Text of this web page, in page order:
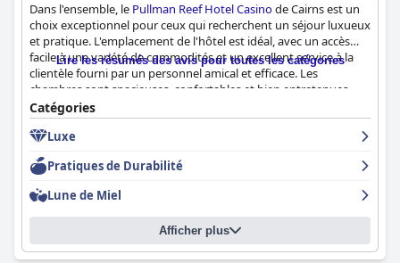
Dans l'ensemble, le Pullman Reef Hotel Casinode Cairns est un
choix exceptionnel pour ceux qui recherchent un séjour luxueux
et pratique. L'emplacement de l'hôtel est idéal, avec un accès
facile à une variété de commodités et un excellent service à la
clientèle fourni par un personnel amical et efficace. Les
chambres sont spacieuses, confortables et bien entretenues,
avec de belles vues depuis les balcons. La plupart des clients ont
apprécié les options du petit déjeuner, même si quelques
problèmes mineurs ont été signalés. Le casino est un atout pour
les amateurs de jeux d'argent et la piscine est bien entretenue
avec une piscine sur le toit et une baignoire spa chauffée. Les
options de literie et la literie sont excellentes et les clients
applaudissent les matelas extrêmement confortables. L'hôtel
offre une expérience luxueuse et choyée aux couples en lune de
miel, avec une bouteille de champagne gratuite à l'arrivée et des
contrôles réguliers tout au long du séjour. Bien que certains
Lire les résumés des avis pour toutes les catégories
Catégories
Luxe
Pratiques de Durabilité
Lune de Miel
Afficher plus